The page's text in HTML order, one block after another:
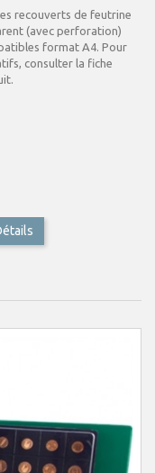
recouverts de feutrine
(avec perforation)
format A4. Pour
consulter la fiche